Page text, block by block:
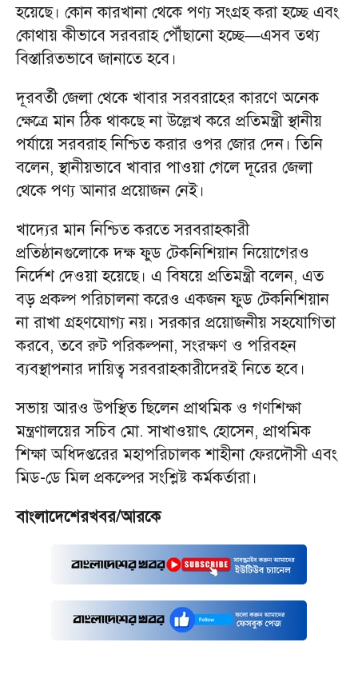
হয়েছে। কোন কারখানা থেকে পণ্য সংগ্রহ করা হচ্ছে এবং
কোথায় কীভাবে সরবরাহ পৌঁছানো হচ্ছে—এসব তথ্য
বিস্তারিতভাবে জানাতে হবে।
দূরবর্তী জেলা থেকে খাবার সরবরাহের কারণে অনেক
ক্ষেত্রে মান ঠিক থাকছে না উল্লেখ করে প্রতিমন্ত্রী স্থানীয়
পর্যায়ে সরবরাহ নিশ্চিত করার ওপর জোর দেন। তিনি
বলেন, স্থানীয়ভাবে খাবার পাওয়া গেলে দূরের জেলা
থেকে পণ্য আনার প্রয়োজন নেই।
খাদ্যের মান নিশ্চিত করতে সরবরাহকারী
প্রতিষ্ঠানগুলোকে দক্ষ ফুড টেকনিশিয়ান নিয়োগেরও
নির্দেশ দেওয়া হয়েছে। এ বিষয়ে প্রতিমন্ত্রী বলেন, এত
বড় প্রকল্প পরিচালনা করেও একজন ফুড টেকনিশিয়ান
না রাখা গ্রহণযোগ্য নয়। সরকার প্রয়োজনীয় সহযোগিতা
করবে, তবে রুট পরিকল্পনা, সংরক্ষণ ও পরিবহন
ব্যবস্থাপনার দায়িত্ব সরবরাহকারীদেরই নিতে হবে।
সভায় আরও উপস্থিত ছিলেন প্রাথমিক ও গণশিক্ষা
মন্ত্রণালয়ের সচিব মো. সাখাওয়াৎ হোসেন, প্রাথমিক
শিক্ষা অধিদপ্তরের মহাপরিচালক শাহীনা ফেরদৌসী এবং
মিড-ডে মিল প্রকল্পের সংশ্লিষ্ট কর্মকর্তারা।
বাংলাদেশেরখবর/আরকে